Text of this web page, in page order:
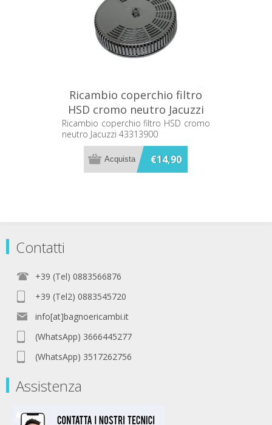
Ricambio coperchio filtro
HSD cromo neutro Jacuzzi
43313900
Ricambio coperchio filtro HSD cromo
neutro Jacuzzi 43313900
€14,90
Contatti
+39 (Tel) 0883566876
+39 (Tel2) 0883545720
info[at]bagnoericambi.it
(WhatsApp) 3666445277
(WhatsApp) 3517262756
Assistenza